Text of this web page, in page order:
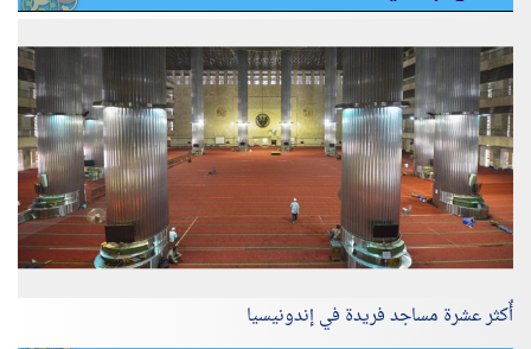
أٌكثر عشرة مساجد فريدة في إندونيسيا